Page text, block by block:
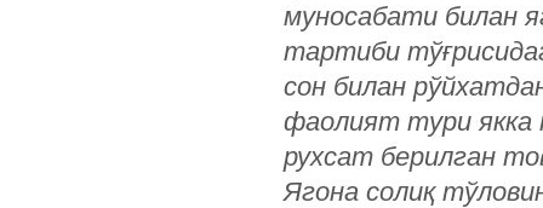
муносабати билан
тартиби
сон билан
фаолият тури якка
рухсат берилган
Ягона солиқ